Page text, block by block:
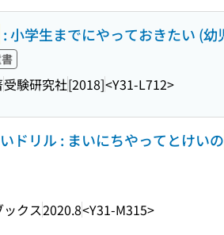
: 小学生までにやっておきたい (
受験研究社[2018]<Y31-L712>
ドリル : まいにちやってとけいの
ックス2020.8<Y31-M315>